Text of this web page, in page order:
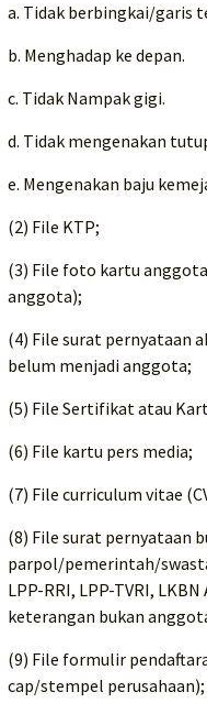
a. Tidak berbingkai/garis
b. Menghadap ke depan.
c. Tidak Nampak gigi.
d. Tidak mengenakan
e. Mengenakan baju
(2) File KTP;
(3) File foto kartu
anggota);
(4) File surat pernyataan
belum menjadi anggota;
(5) File Sertifikat atau
(6) File kartu pers media;
(7) File curriculum vitae
(8) File surat pernyataan
parpol/pemerintah/
LPP-RRI, LPP-TVRI,
keterangan bukan
(9) File formulir
cap/stempel perusahaan);